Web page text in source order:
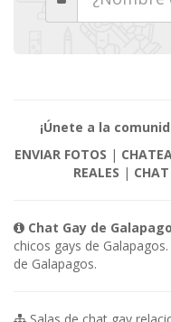
¡Únete a la
ENVIAR FOTOS |
REALES |
Chat Gay de
chicos gays de
de Galapagos.